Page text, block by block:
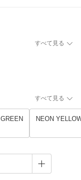
すべて見る
すべて見る
GREEN NEON